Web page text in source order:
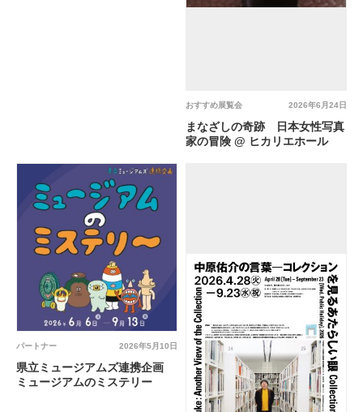
2026年6月24日
おすすめ展覧会
まなざしの奇跡 日本女性写真
家の冒険 @ ヒカリエホール
2026年5月10日
パートナー
県立ミュージアムズ連携企画
ミュージアムのミステリー